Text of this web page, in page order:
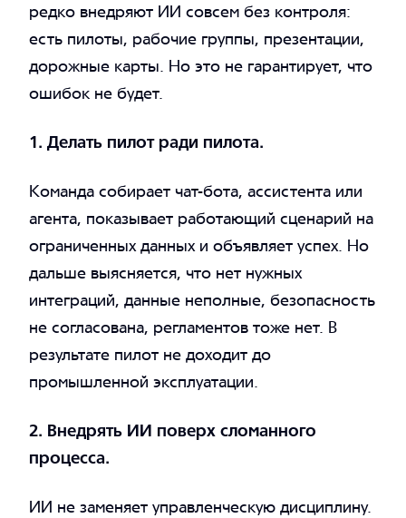
редко внедряют ИИ совсем без контроля:
есть пилоты, рабочие группы, презентации,
дорожные карты. Но это не гарантирует, что
ошибок не будет.
1. Делать пилот ради пилота.
Команда собирает чат-бота, ассистента или
агента, показывает работающий сценарий на
ограниченных данных и объявляет успех. Но
дальше выясняется, что нет нужных
интеграций, данные неполные, безопасность
не согласована, регламентов тоже нет. В
результате пилот не доходит до
промышленной эксплуатации.
2. Внедрять ИИ поверх сломанного
процесса.
ИИ не заменяет управленческую дисциплину.